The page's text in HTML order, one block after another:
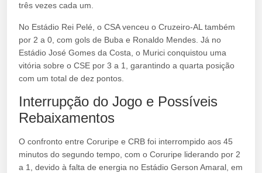
três vezes cada um.
No Estádio Rei Pelé, o CSA venceu o Cruzeiro-AL também
por 2 a 0, com gols de Buba e Ronaldo Mendes. Já no
Estádio José Gomes da Costa, o Murici conquistou uma
vitória sobre o CSE por 3 a 1, garantindo a quarta posição
com um total de dez pontos.
Interrupção do Jogo e Possíveis
Rebaixamentos
O confronto entre Coruripe e CRB foi interrompido aos 45
minutos do segundo tempo, com o Coruripe liderando por 2
a 1, devido à falta de energia no Estádio Gerson Amaral, em